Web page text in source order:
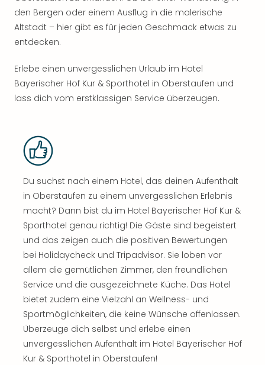
den Bergen oder einem Ausflug in die malerische
Altstadt – hier gibt es für jeden Geschmack etwas zu
entdecken.
Erlebe einen unvergesslichen Urlaub im Hotel
Bayerischer Hof Kur & Sporthotel in Oberstaufen und
lass dich vom erstklassigen Service überzeugen.
Du suchst nach einem Hotel, das deinen Aufenthalt
in Oberstaufen zu einem unvergesslichen Erlebnis
macht? Dann bist du im Hotel Bayerischer Hof Kur &
Sporthotel genau richtig! Die Gäste sind begeistert
und das zeigen auch die positiven Bewertungen
bei Holidaycheck und Tripadvisor. Sie loben vor
allem die gemütlichen Zimmer, den freundlichen
Service und die ausgezeichnete Küche. Das Hotel
bietet zudem eine Vielzahl an Wellness- und
Sportmöglichkeiten, die keine Wünsche offenlassen.
Überzeuge dich selbst und erlebe einen
unvergesslichen Aufenthalt im Hotel Bayerischer Hof
Kur & Sporthotel in Oberstaufen!